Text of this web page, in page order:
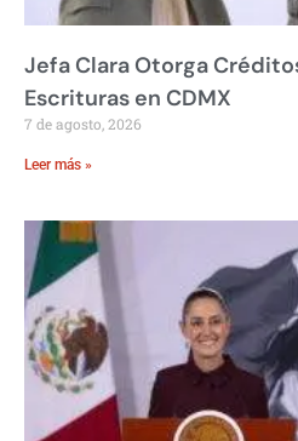
Jefa Clara Otorga
Escrituras en CDMX
7 de agosto, 2026
Leer más »